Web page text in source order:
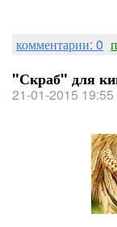
комментарии: 0
"Скраб" для
21-01-2015 19:55